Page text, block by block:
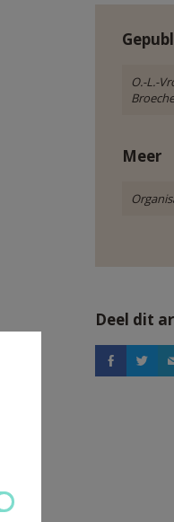
O.-L.-
Meer
Deel dit